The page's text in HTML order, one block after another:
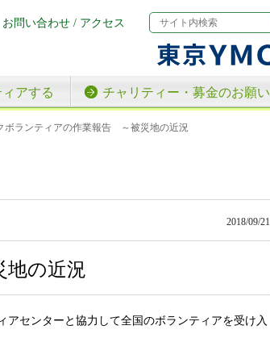
お問い合わせ / アクセス
アする チャリティー・募金のお願い
ボランティアの作業報告 ～被災地の近況
2018/09/21
地の近況
センターと協力して全国のボランティアを受け入